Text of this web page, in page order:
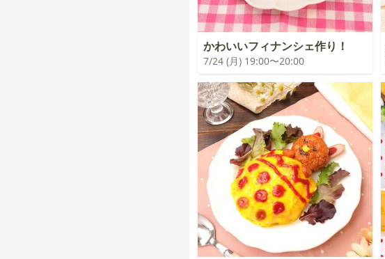
かわいいフィナンシェ作り！
7/24 (月) 19:00〜20:00